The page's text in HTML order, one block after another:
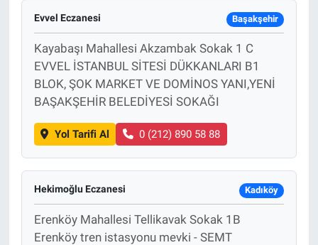
Evvel Eczanesi Başakşehir
Kayabaşı Mahallesi Akzambak Sokak 1 C
EVVEL İSTANBUL SİTESİ DÜKKANLARI B1
BLOK, ŞOK MARKET VE DOMİNOS YANI,YENİ
BAŞAKŞEHİR BELEDİYESİ SOKAĞI
Yol Tarifi Al 0 (212) 890 58 88
Hekimoğlu Eczanesi Kadıköy
Erenköy Mahallesi Tellikavak Sokak 1B
Erenköy tren istasyonu mevki - SEMT